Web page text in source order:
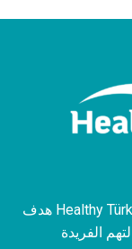
هدف Healthy Türkiye هو مساعدة الجميع في الحصول على